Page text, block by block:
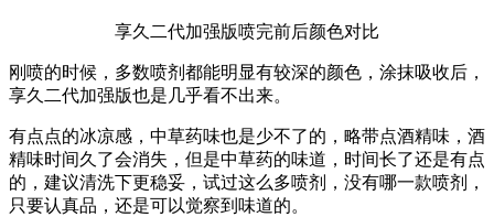
享久二代加强版喷完前后颜色对比
刚喷的时候，多数喷剂都能明显有较深的颜色，涂抹吸收后，
享久二代加强版也是几乎看不出来。
有点点的冰凉感，中草药味也是少不了的，略带点酒精味，酒
精味时间久了会消失，但是中草药的味道，时间长了还是有点
的，建议清洗下更稳妥，试过这么多喷剂，没有哪一款喷剂，
只要认真品，还是可以觉察到味道的​。